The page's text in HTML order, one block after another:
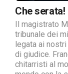
Che
Il magistrato
tribunale dei
legata ai
di giudice.
chitarristi al